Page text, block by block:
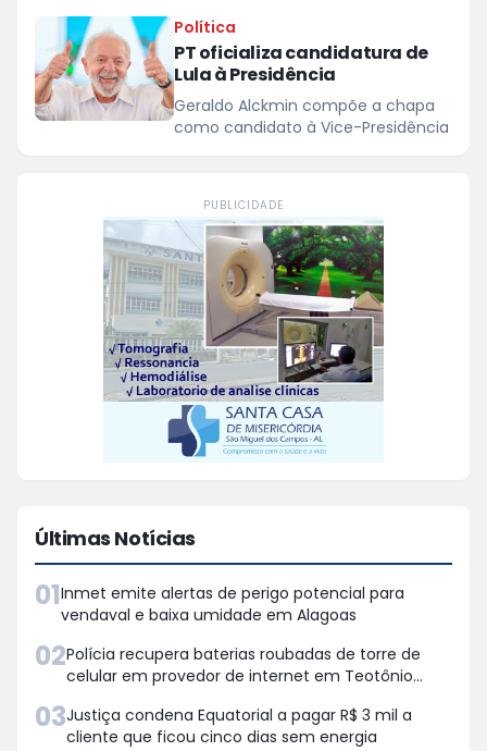
Política
PT oficializa candidatura de
Lula à Presidência
Geraldo Alckmin compõe a chapa
como candidato à Vice-Presidência
PUBLICIDADE
Últimas Notícias
01Inmet emite alertas de perigo potencial para
vendaval e baixa umidade em Alagoas
02Polícia recupera baterias roubadas de torre de
celular em provedor de internet em Teotônio
03Justiça condena Equatorial a pagar R$ 3 mil a
cliente que ficou cinco dias sem energia